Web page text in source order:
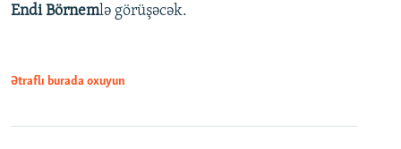
Endi Börnemlə görüşəcək.
Ətraflı burada oxuyun